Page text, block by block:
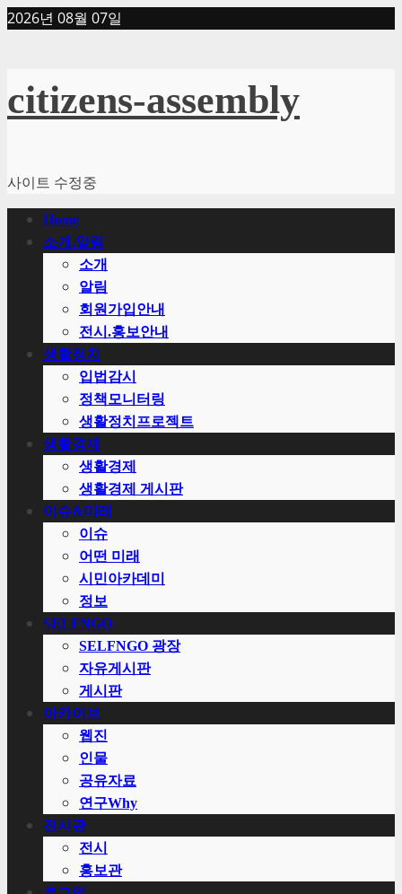
Skip
2026년 08월 07일
citizens-assembly
사이트 수정중
Primary
Menu
Home
소개.알림
소개
알림
회원가입안내
전시.홍보안내
생활정치
입법감시
정책모니터링
생활정치프로젝트
생활경제
생활경제
생활경제 게시판
이슈&미래
이슈
어떤 미래
시민아카데미
정보
SELFNGO
SELFNGO 광장
자유게시판
게시판
아카이브
웹진
인물
공유자료
연구Why
전시관
전시
홍보관